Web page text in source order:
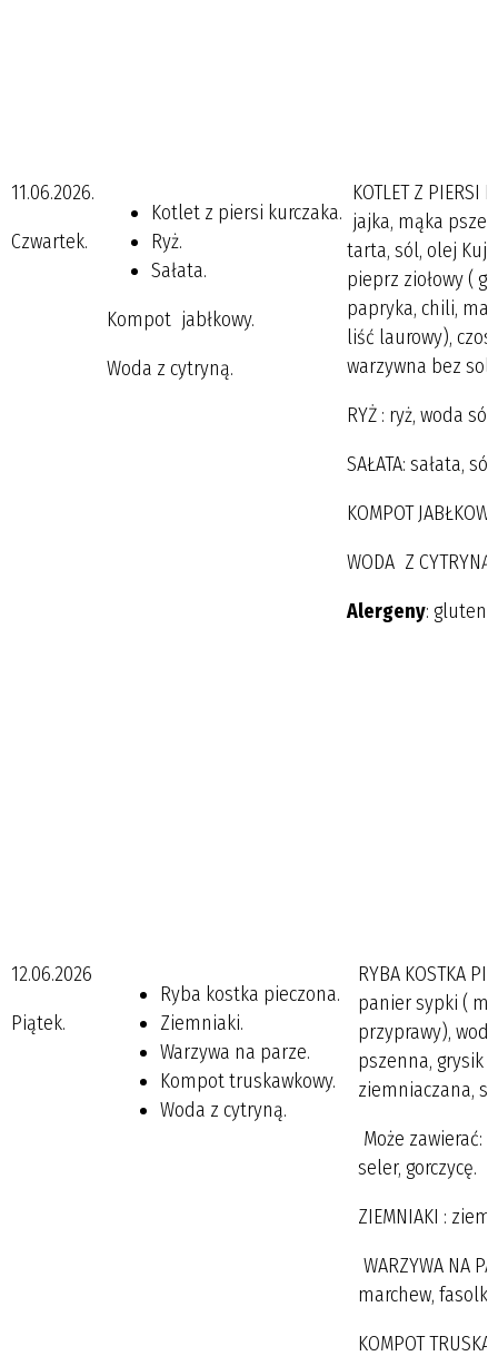
11.06.2026.
Czwartek.
Kotlet z piersi kurczaka.
Ryż.
Sałata.
Kompot jabłkowy.
Woda z cytryną.
KOTLET Z PIERSI
jajka, mąka
tarta, sól, olej
pieprz ziołowy (
papryka, chili,
liść laurowy),
warzywna bez soli.
RYŻ : ryż, woda
SAŁATA: sałata,
KOMPOT
WODA Z CYTRYNĄ.
Alergeny: gluten,
12.06.2026
Piątek.
Ryba kostka pieczona.
Ziemniaki.
Warzywa na parze.
Kompot truskawkowy.
Woda z cytryną.
RYBA KOSTKA
panier sypki (
przyprawy),
pszenna, grysik
ziemniaczana,
Może zawierać:
seler, gorczycę.
ZIEMNIAKI :
WARZYWA NA
marchew,
KOMPOT